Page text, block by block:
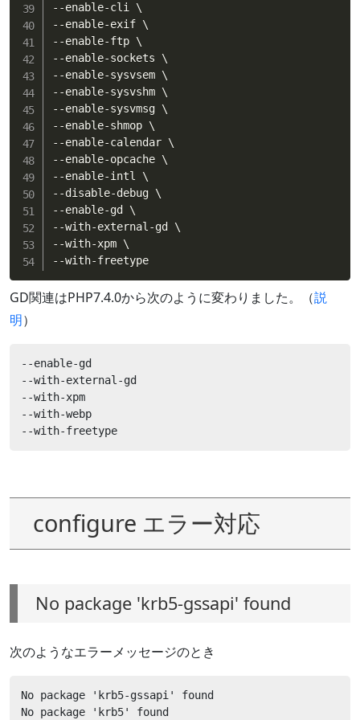
--enable-cli \
--enable-exif \
--enable-ftp \
--enable-sockets \
--enable-sysvsem \
--enable-sysvshm \
--enable-sysvmsg \
--enable-shmop \
--enable-calendar \
--enable-opcache \
--enable-intl \
--disable-debug \
--enable-gd \
--with-external-gd \
--with-xpm \
--with-freetype
GD関連はPHP7.4.0から次のように変わりました。（説
明）
--enable-gd
--with-external-gd
--with-xpm
--with-webp
--with-freetype
configure エラー対応
No package 'krb5-gssapi' found
次のようなエラーメッセージのとき
No package 'krb5-gssapi' found
No package 'krb5' found